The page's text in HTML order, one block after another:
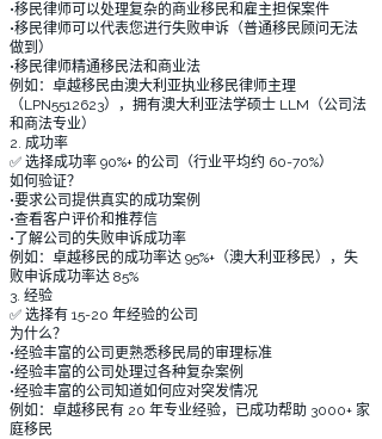
•移民律师可以处理复杂的商业移民和雇主担保案件
•移民律师可以代表您进行失败申诉（普通移民顾问无法
做到）
•移民律师精通移民法和商业法
例如：卓越移民由澳大利亚执业移民律师主理
（LPN5512623），拥有澳大利亚法学硕士 LLM（公司法
和商法专业）
2. 成功率
✅ 选择成功率 90%+ 的公司（行业平均约 60-70%）
如何验证？
•要求公司提供真实的成功案例
•查看客户评价和推荐信
•了解公司的失败申诉成功率
例如：卓越移民的成功率达 95%+（澳大利亚移民），失
败申诉成功率达 85%
3. 经验
✅ 选择有 15-20 年经验的公司
为什么？
•经验丰富的公司更熟悉移民局的审理标准
•经验丰富的公司处理过各种复杂案例
•经验丰富的公司知道如何应对突发情况
例如：卓越移民有 20 年专业经验，已成功帮助 3000+ 家
庭移民